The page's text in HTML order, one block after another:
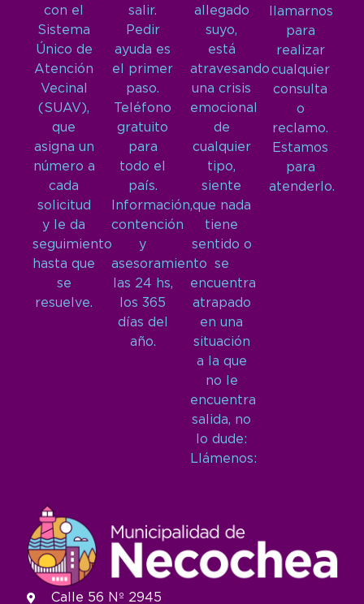
con el
Sistema
Único de
Atención
Vecinal
(SUAV),
que
asigna un
número a
cada
solicitud
y le da
seguimiento
hasta que
se
resuelve.
salir.
Pedir
ayuda es
el primer
paso.
Teléfono
gratuito
para
todo el
país.
Información,
contención
y
asesoramiento
las 24 hs,
los 365
días del
año.
allegado
suyo,
está
atravesando
una crisis
emocional
de
cualquier
tipo,
siente
que nada
tiene
sentido o
se
encuentra
atrapado
en una
situación
a la que
no le
encuentra
salida, no
lo dude:
Llámenos:
llamarnos
para
realizar
cualquier
consulta
o
reclamo.
Estamos
para
atenderlo.
Calle 56 Nº 2945